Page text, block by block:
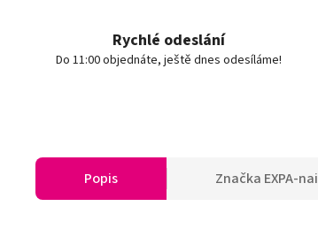
Rychlé odeslání
Do 11:00 objednáte, ještě dnes odesíláme!
Popis Značka EXPA-